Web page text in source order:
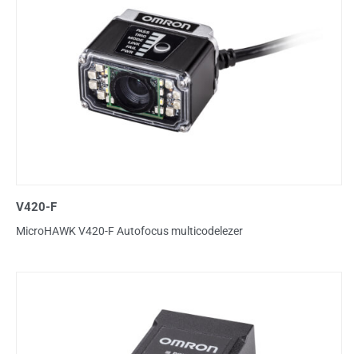
V420-F
MicroHAWK V420-F Autofocus multicodelezer